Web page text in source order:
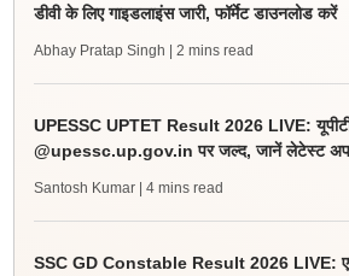
डीवी के लिए गाइडलाइंस जारी, फॉर्मेट डाउनलोड करें
Abhay Pratap Singh | 2 mins read
UPESSC UPTET Result 2026 LIVE:
@upessc.up.gov.in पर जल्द, जानें लेटेस्ट
Santosh Kumar | 4 mins read
SSC GD Constable Result 2026 LIVE: